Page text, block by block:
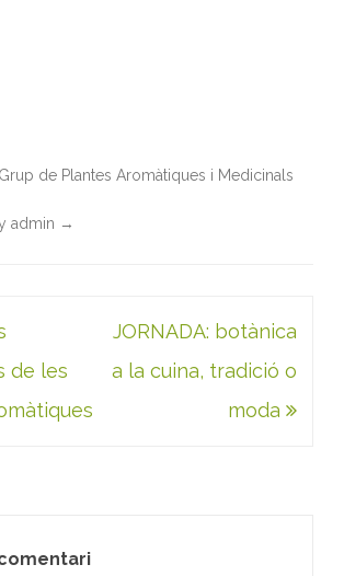
de Plantes Aromàtiques i Medicinals
admin →
de les
JORNADA: botànica
a la cuina, tradició o
moda